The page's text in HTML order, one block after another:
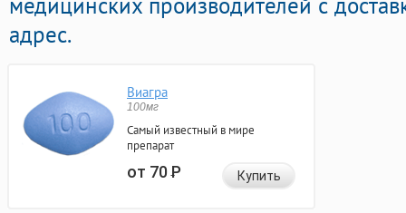
адрес.
Виагра
100мг
Самый известный в мире
препарат
от 70Р Купить